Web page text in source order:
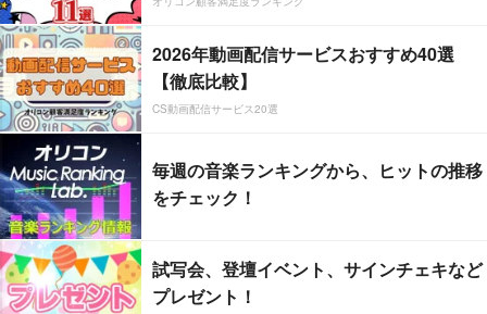
2026年動画配信サービスおすすめ40選
【徹底比較】
CS動画配信サービス20選
毎週の音楽ランキングから、ヒットの推移
をチェック！
試写会、登壇イベント、サインチェキなど
プレゼント！